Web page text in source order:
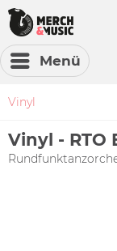
Menü
Vinyl
Vinyl - RTO